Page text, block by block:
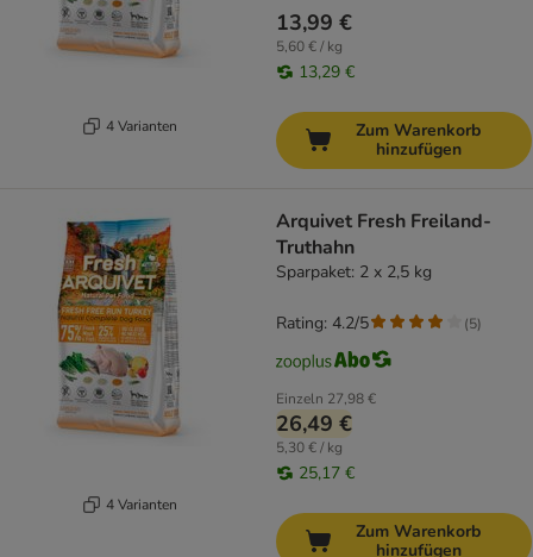
4 Varianten
13,99 €
5,60 € / kg
13,29 €
Zum Warenkorb
hinzufügen
4 Varianten
Arquivet Fresh Freiland-
Truthahn
Sparpaket: 2 x 2,5 kg
Einzeln 27,98 €
26,49 €
5,30 € / kg
25,17 €
Rating: 4.2/5 (5)
Zum Warenkorb
hinzufügen